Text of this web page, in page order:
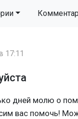
17:11
дней молю о
вас помочь!